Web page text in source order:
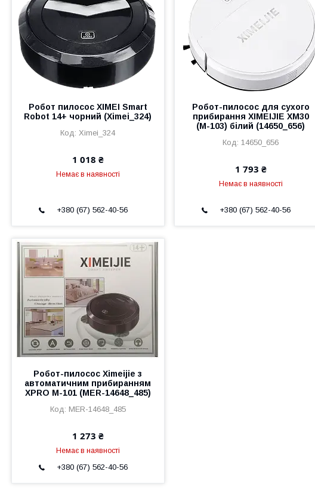
Робот пилосос XIMEI Smart
Robot 14+ чорний (Ximei_324)
Ximei_324
1 018 ₴
Немає в наявності
+380 (67) 562-40-56
Робот-пилосос для сухого
прибирання XIMEIJIE XM30
(M-103) білий (14650_656)
14650_656
1 793 ₴
Немає в наявності
+380 (67) 562-40-56
Робот-пилосос Ximeijie з
автоматичним прибиранням
XPRO M-101 (MER-14648_485)
MER-14648_485
1 273 ₴
Немає в наявності
+380 (67) 562-40-56